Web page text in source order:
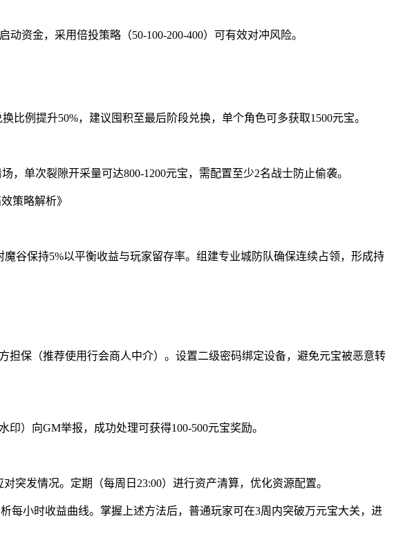
资金，采用倍投策略（50-100-200-400）可有效对冲风险。
例提升50%，建议囤积至最后阶段兑换，单个角色可多获取1500元宝。
单次裂隙开采量可达800-1200元宝，需配置至少2名战士防止偷袭。
谷保持5%以平衡收益与玩家留存率。组建专业城防队确保连续占领，形成持
保（推荐使用行会商人中介）。设置二级密码绑定设备，避免元宝被恶意转
）向GM举报，成功处理可获得100-500元宝奖励。
突发情况。定期（每周日23:00）进行资产清算，优化资源配置。
每小时收益曲线。掌握上述方法后，普通玩家可在3周内突破万元宝大关，进